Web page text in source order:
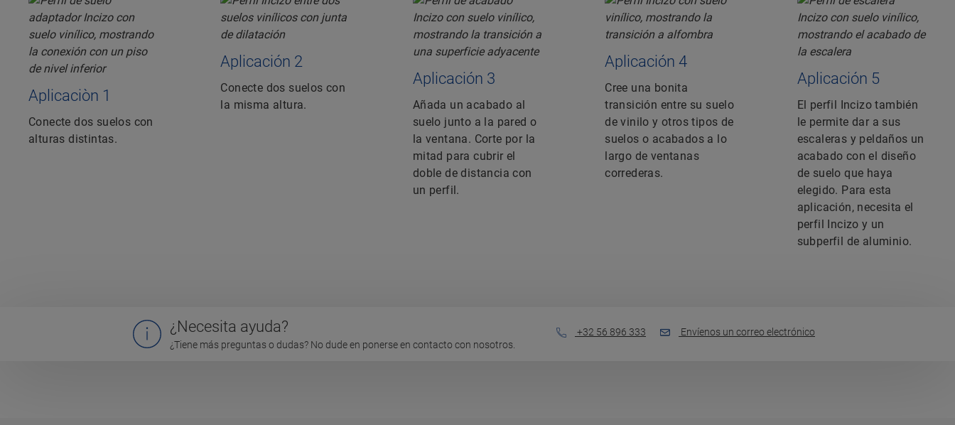
Aplicaciòn 1
Conecte dos suelos con
alturas distintas.
Aplicación 2
Conecte dos suelos con
la misma altura.
Aplicación 3
Añada un acabado al
suelo junto a la pared o
la ventana. Corte por la
mitad para cubrir el
doble de distancia con
un perfil.
Aplicación 4
Cree una bonita
transición entre su suelo
de vinilo y otros tipos de
suelos o acabados a lo
largo de ventanas
correderas.
Aplicación 5
El perfil Incizo también
le permite dar a sus
escaleras y peldaños un
acabado con el diseño
de suelo que haya
elegido. Para esta
aplicación, necesita el
perfil Incizo y un
subperfil de aluminio.
¿Necesita ayuda?
¿Tiene más preguntas o dudas? No dude en ponerse en contacto con nosotros.
+32 56 896 333 Envíenos un correo electrónico